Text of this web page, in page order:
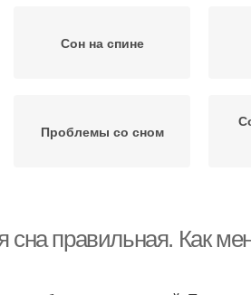
Сон на спине
Проблемы со сном
сна правильная. Как